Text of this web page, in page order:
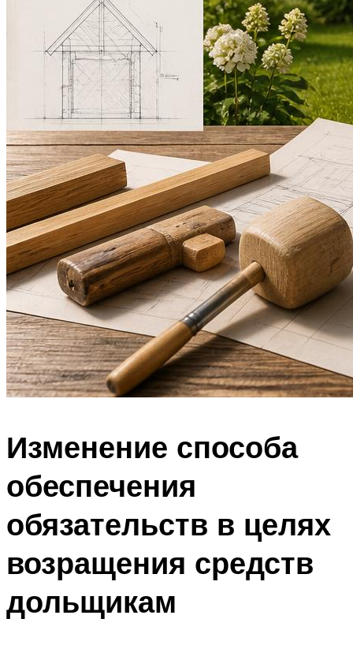
Изменение способа
обеспечения
обязательств в целях
возращения средств
дольщикам